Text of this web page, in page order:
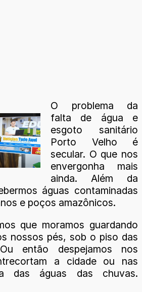
O problema da
falta de água e
esgoto sanitário
Porto Velho é
secular. O que nos
envergonha mais
ainda. Além da
águas contaminadas
e poços amazônicos.
que moramos guardando
nossos pés, sob o piso das
então despejamos nos
a cidade ou nas
das águas das chuvas.